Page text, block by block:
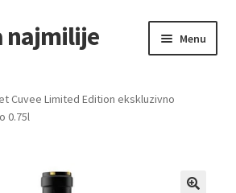
najmilije Menu
Cuvee Limited Edition ekskluzivno
0.75l